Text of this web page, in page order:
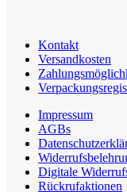
Kontakt
Versandkosten
Impressum
AGBs
Digitale
Rückrufaktionen